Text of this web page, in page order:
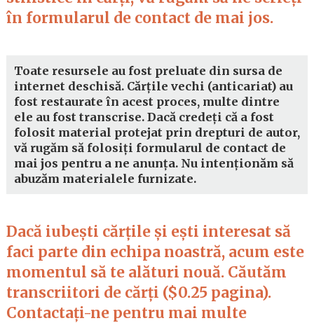
în formularul de contact de mai jos.
Toate resursele au fost preluate din sursa de
internet deschisă. Cărțile vechi (anticariat) au
fost restaurate în acest proces, multe dintre
ele au fost transcrise. Dacă credeți că a fost
folosit material protejat prin drepturi de autor,
vă rugăm să folosiți formularul de contact de
mai jos pentru a ne anunța. Nu intenționăm să
abuzăm materialele furnizate.
Dacă iubești cărțile și ești interesat să
faci parte din echipa noastră, acum este
momentul să te alături nouă. Căutăm
transcriitori de cărți ($0.25 pagina).
Contactați-ne pentru mai multe